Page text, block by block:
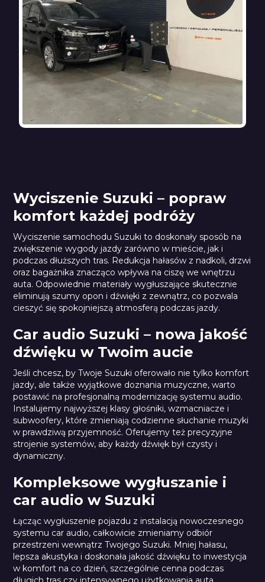
Wyciszenie Suzuki – popraw
komfort każdej podróży
Wyciszenie samochodu Suzuki to doskonały sposób na
zwiększenie wygody jazdy zarówno w mieście, jak i
podczas dłuższych tras. Redukcja hałasów z nadkoli, drzwi
oraz bagażnika znacząco wpływa na ciszę we wnętrzu
auta. Odpowiednie materiały wygłuszające skutecznie
eliminują szumy opon i dźwięki z zewnątrz, co pozwala
cieszyć się spokojniejszą atmosferą podczas jazdy.
Car audio Suzuki – nowa jakość
dźwięku w Twoim aucie
Jeśli chcesz, by Twoje Suzuki oferowało nie tylko komfort
jazdy, ale także wyjątkowe doznania muzyczne, warto
postawić na profesjonalną modernizację systemu audio.
Instalujemy najwyższej klasy głośniki, wzmacniacze i
subwoofery, które zmieniają codzienne słuchanie muzyki
w prawdziwą przyjemność. Oferujemy też precyzyjne
strojenie systemów, aby każdy dźwięk był czysty i
dynamiczny.
Kompleksowe wygłuszanie i
car audio w Suzuki
Łącząc wygłuszenie pojazdu z instalacją nowoczesnego
systemu car audio, całkowicie zmieniamy odbiór
przestrzeni wewnątrz Twojego Suzuki. Mniej hałasu,
lepsza akustyka i doskonała jakość dźwięku to inwestycja
w komfort na co dzień, szczególnie cenna podczas